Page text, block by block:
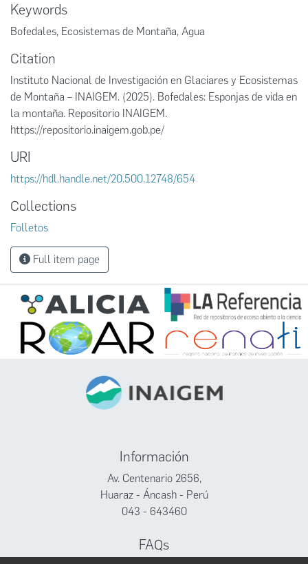
Keywords
Bofedales, Ecosistemas de Montaña, Agua
Citation
Instituto Nacional de Investigación en Glaciares y Ecosistemas
de Montaña – INAIGEM. (2025). Bofedales: Esponjas de vida en
la montaña. Repositorio INAIGEM.
https://repositorio.inaigem.gob.pe/
URI
https://hdl.handle.net/20.500.12748/654
Collections
Folletos
Full item page
Información
Av. Centenario 2656,
Huaraz - Áncash - Perú
043 - 643460
FAQs